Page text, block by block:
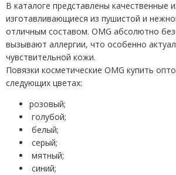
В каталоге представлены качественные
изготавливающиеся из пушистой и
отличным составом. OMG абсолютно
вызывают аллергии, что особенно
чувствительной кожи.
Повязки косметические OMG купить
следующих цветах:
розовый;
голубой;
белый;
серый;
мятный;
синий;